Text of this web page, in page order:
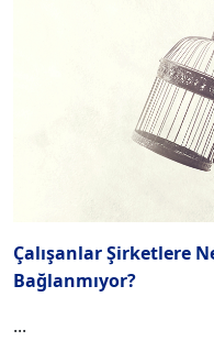
Çalışanlar Şirketlere
Bağlanmıyor?
...